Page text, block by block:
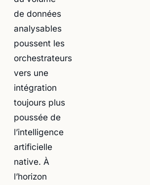
de données
analysables
poussent les
orchestrateurs
vers une
intégration
toujours plus
poussée de
l’intelligence
artificielle
native. À
l’horizon